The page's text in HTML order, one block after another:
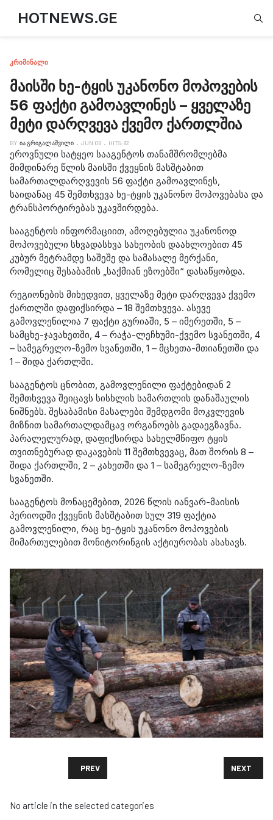
HOTNEWS.GE
ᲙᲠᲘᲛᲘᲜᲐᲚᲘ
მაისში ხე-ტყის უკანონო მოპოვების
56 ფაქტი გამოავლინეს – ყველაზე
მეტი დარღვევა ქვემო ქართლშია
BY ᲘᲐ ᲒᲠᲘᲒᲐᲚᲐᲨᲕᲘᲚᲘ JUN 08 HITS: 82
ეროვნული სატყეო სააგენტოს თანამშრომლებმა
მიმდინარე წლის მაისში ქვეყნის მასშტაბით
სამართალდარღვევის 56 ფაქტი გამოავლინეს,
საიდანაც 45 შემთხვევა ხე-ტყის უკანონო მოპოვებასა და
ტრანსპორტირებას უკავშირდება.
სააგენტოს ინფორმაციით, ამოღებულია უკანონოდ
მოპოვებული სხვადასხვა სახეობის დაახლოებით 45
კუბურ მეტრამდე საშეშე და სამასალე მერქანი,
რომელიც შესაბამის „საქმიან ეზოებში“ დასაწყობდა.
რეგიონების მიხედვით, ყველაზე მეტი დარღვევა ქვემო
ქართლში დაფიქსირდა – 18 შემთხვევა. ასევე
გამოვლენილია 7 ფაქტი გურიაში, 5 – იმერეთში, 5 –
სამცხე-ჯავახეთში, 4 – რაჭა-ლეჩხუმი-ქვემო სვანეთში, 4
– სამეგრელო-ზემო სვანეთში, 1 – მცხეთა-მთიანეთში და
1 – შიდა ქართლში.
სააგენტოს ცნობით, გამოვლენილი ფაქტებიდან 2
შემთხვევა შეიცავს სისხლის სამართლის დანაშაულის
ნიშნებს. შესაბამისი მასალები შემდგომი მოკვლევის
მიზნით სამართალდამცავ ორგანოებს გადაეგზავნა.
პარალელურად, დაფიქსირდა სახელმწიფო ტყის
თვითნებურად დაკავების 11 შემთხვევაც, მათ შორის 8 –
შიდა ქართლში, 2 – კახეთში და 1 – სამეგრელო-ზემო
სვანეთში.
სააგენტოს მონაცემებით, 2026 წლის იანვარ-მაისის
პერიოდში ქვეყნის მასშტაბით სულ 319 ფაქტია
გამოვლენილი, რაც ხე-ტყის უკანონო მოპოვების
მიმართულებით მონიტორინგის აქტიურობას ასახავს.
PREVIOUS ARTICLE: ᲞᲝᲚᲝᲜᲔᲗᲨᲘ ᲡᲐᲮᲚᲔᲑᲘᲡ
PREV NEXT
NEXT
No article in the selected categories